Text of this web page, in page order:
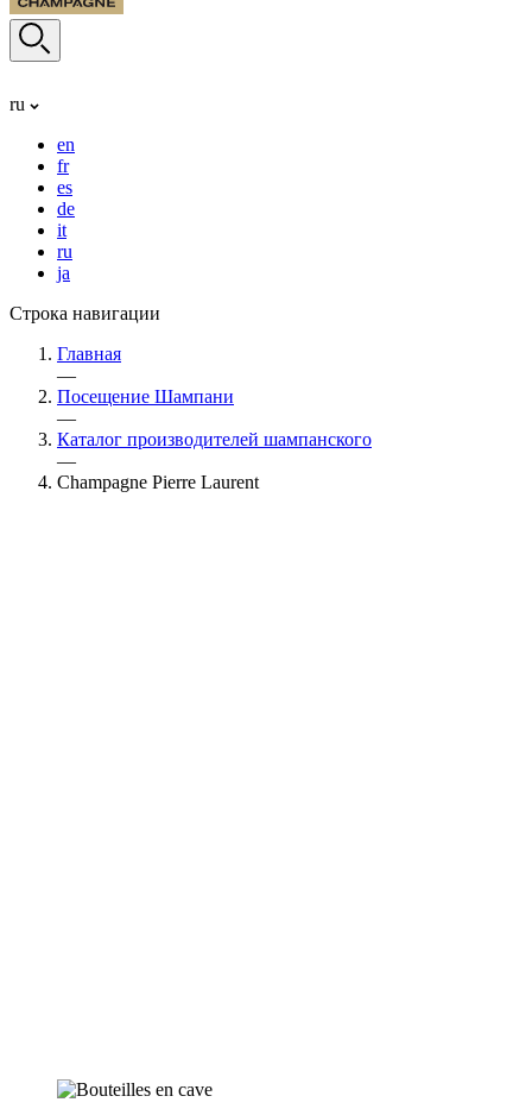
ru
en
fr
es
de
it
ru
ja
Строка навигации
Главная
—
Посещение Шампани
—
Каталог производителей шампанского
—
Champagne Pierre Laurent